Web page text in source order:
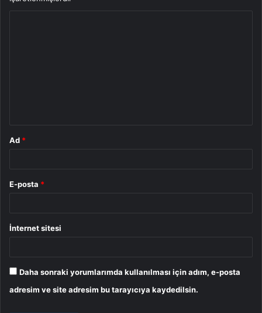
Ad *
E-posta *
İnternet sitesi
Daha sonraki yorumlarımda kullanılması için adım, e-posta
adresim ve site adresim bu tarayıcıya kaydedilsin.